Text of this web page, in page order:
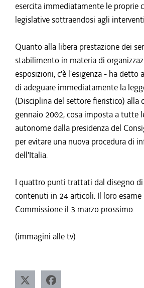
esercita immediatamente le proprie
legislative sottraendosi agli
Quanto alla libera prestazione dei
stabilimento in materia di
esposizioni, c'è l'esigenza - ha detto
di adeguare immediatamente la
(Disciplina del settore fieristico) alla
gennaio 2002, cosa imposta a tutte
autonome dalla presidenza del
per evitare una nuova procedura di
dell'Italia.
I quattro punti trattati dal disegno
contenuti in 24 articoli. Il loro esame
Commissione il 3 marzo prossimo.
(immagini alle tv)